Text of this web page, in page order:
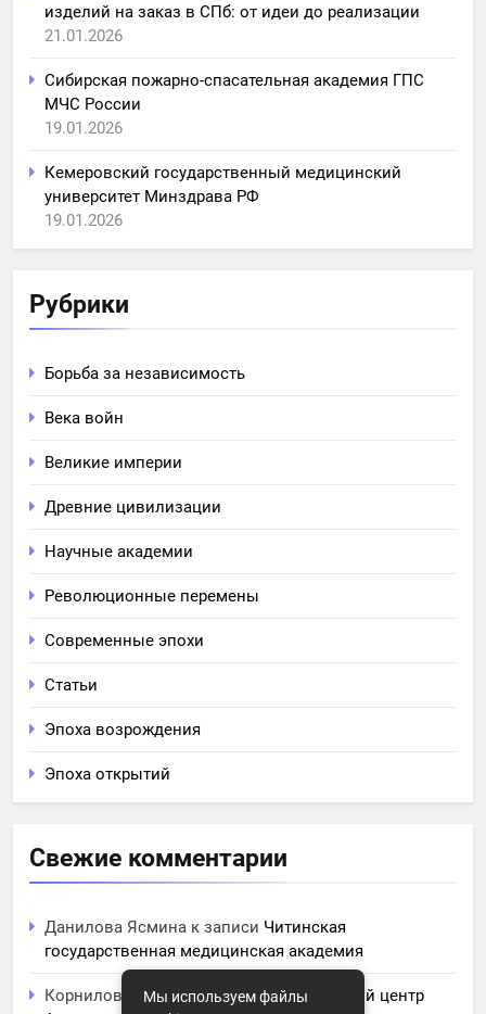
изделий на заказ в СПб: от идеи до реализации
21.01.2026
Сибирская пожарно-спасательная академия ГПС
МЧС России
19.01.2026
Кемеровский государственный медицинский
университет Минздрава РФ
19.01.2026
Рубрики
Борьба за независимость
Века войн
Великие империи
Древние цивилизации
Научные академии
Революционные перемены
Современные эпохи
Статьи
Эпоха возрождения
Эпоха открытий
Свежие комментарии
Данилова Ясмина к записи Читинская
государственная медицинская академия
Корнилова Анитак записиЧПОУ Учебный центр
Мы используем файлы